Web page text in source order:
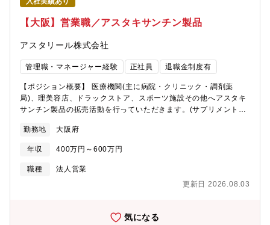
【同社について】・三菱電機グループ、国内最大手のエレクトロ
ニクス専門技術商社でプライム上場、売上高2,590億円を誇る企業
です。・1947年創業、三菱電機グループで取扱い商材も半導体、
FA・施設、通信等と多数あるので安定した業績を保っています。
※主要取引；三菱電機/パナソニック/アイシン/三菱電機住環境シ
ステムズ/シチズンマシナリー/高砂熱学工業/サンケン電気等・冷
熱システム事業、ビルシステム事業、エレクトロニクス事業、FA
システム事業の4つのコア事業に加えてスマートアグリ事業、ヘル
スケア事業、ICT事業という新分野にドメインを広げ、同社だから
こそできるチャレンジを展開しております。・毎年多くのキャリ
換可能、1人1人に裁量権が与えられる環境で、パソナから入社実
【大阪】営業職／アスタキサンチン製品
アスタリール株式会社
管理職・マネージャー経験 正社員 退職金制度有
【ポジション概要】 医療機関(主に病院・クリニック・調剤薬
局)、理美容店、ドラックストア、スポーツ施設その他へアスタキ
サンチン製品の拡売活動を行っていただきます。(サプリメント・
ング、健康関連、スポーツパフォーマンス向上など多岐に渡るア
スタキサンチンのエビデンス知識を身につけ、上記の業態へ製品
の採用活動を行っていただきます。 販売ルートはメーカー直販及
び代理店経由 完全営業のみではなく、会社の様々な売上獲得施策
す。★現在、関西エリア、九州エリアで医薬品代理店や医療機
阪勤務となりますが、月に1～2週間程度の九州地区への出張が発
勤務地 大阪府
年収 400万円～600万円
職種
法人営業
更新日 2026.08.03
気になる